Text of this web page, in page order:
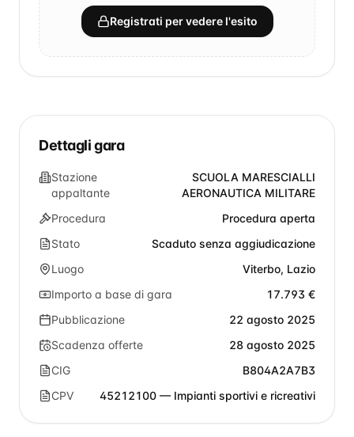
Registrati per vedere l'esito
Dettagli gara
Stazione
appaltante
SCUOLA MARESCIALLI
AERONAUTICA MILITARE
Procedura
Procedura aperta
Stato
Scaduto senza aggiudicazione
Luogo
Viterbo, Lazio
Importo a base di gara
17.793 €
Pubblicazione
22 agosto 2025
Scadenza offerte
28 agosto 2025
CIG
B804A2A7B3
CPV
45212100 — Impianti sportivi e ricreativi